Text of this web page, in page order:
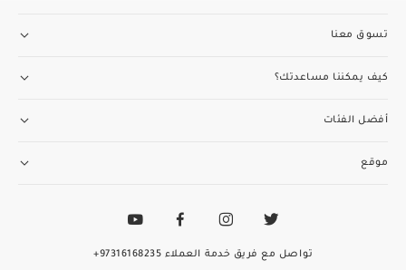
تسوق معنا
كيف يمكننا مساعدتك؟
أفضل الفئات
موقع
تواصل مع فريق خدمة العملاء 97316168235+